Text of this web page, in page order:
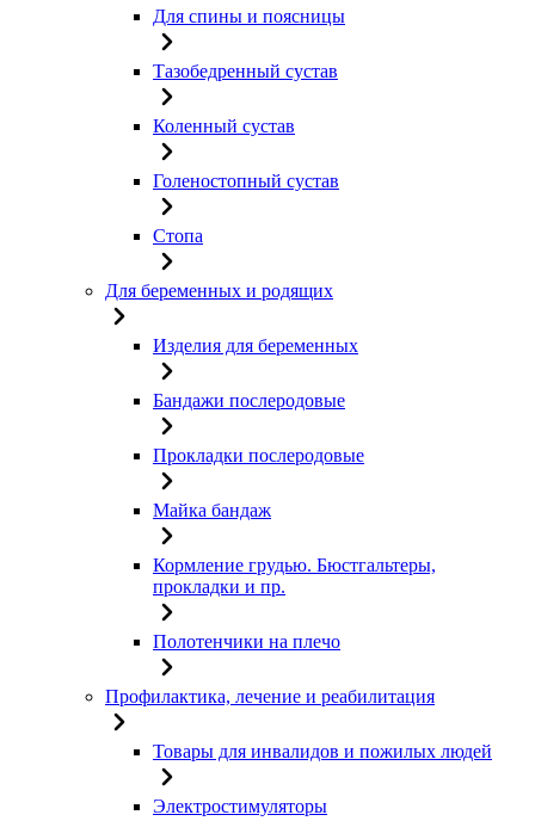
Для спины и поясницы
Тазобедренный сустав
Коленный сустав
Голеностопный сустав
Стопа
Для беременных и родящих
Изделия для беременных
Бандажи послеродовые
Прокладки послеродовые
Майка бандаж
Кормление грудью. Бюстгальтеры,
прокладки и пр.
Полотенчики на плечо
Профилактика, лечение и реабилитация
Товары для инвалидов и пожилых людей
Электростимуляторы